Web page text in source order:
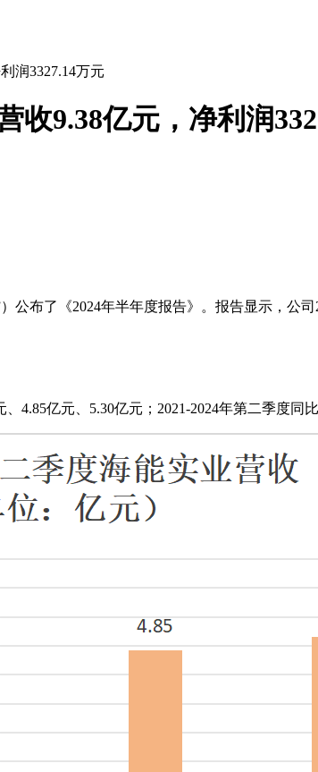
润3327.14万元
收9.38亿元，净利润
公布了《2024年半年度报告》。报告显示，公
4.85亿元、5.30亿元；2021-2024年第二季度同